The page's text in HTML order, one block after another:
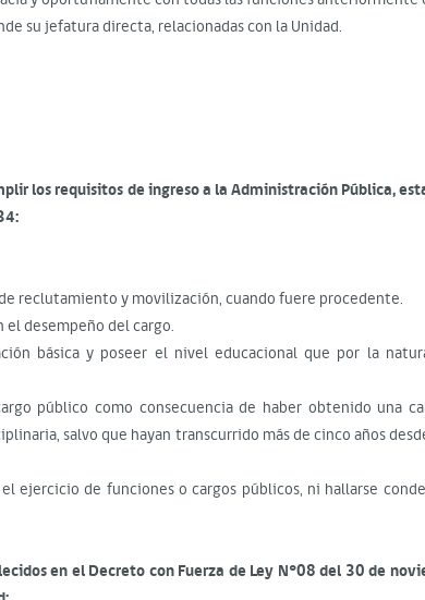
su jefatura directa, relacionadas con la Unidad.
los requisitos de ingreso a la Administración Pública,
reclutamiento y movilización, cuando fuere procedente.
el desempeño del cargo.
básica y poseer el nivel educacional que por la
público como consecuencia de haber obtenido una
salvo que hayan transcurrido más de cinco años
ejercicio de funciones o cargos públicos, ni hallarse
en el Decreto con Fuerza de Ley N°08 del 30 de